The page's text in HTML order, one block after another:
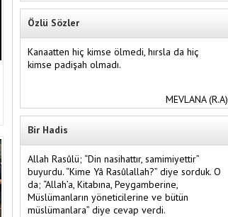
Özlü Sözler
Kanaatten hiç kimse ölmedi, hırsla da hiç
kimse padişah olmadı.
MEVLANA (R.A)
Bir Hadis
Allah Rasûlü; “Din nasihattır, samimiyettir”
buyurdu. “Kime Yâ Rasûlallah?” diye sorduk. O
da; “Allah’a, Kitabına, Peygamberine,
Müslümanların yöneticilerine ve bütün
müslümanlara” diye cevap verdi.